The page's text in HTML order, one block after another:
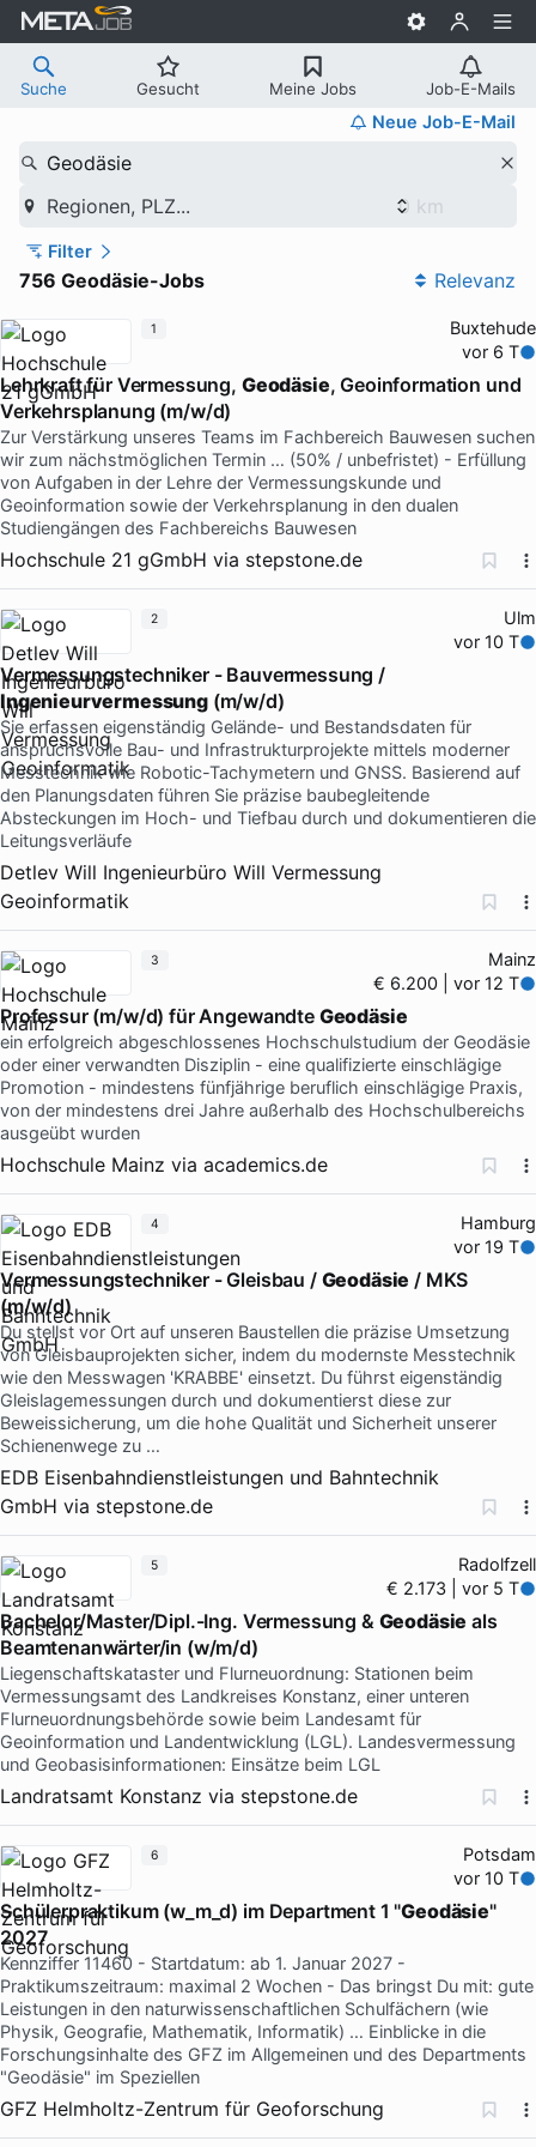
Suche Gesucht Meine Jobs Job-E-Mails
Neue Job-E-Mail
Geodäsie
Regionen, PLZ...
Filter
756 Geodäsie-Jobs Relevanz
Buxtehude
vor 6 T
Lehrkraft für Vermessung, Geodäsie, Geoinformation und
Verkehrsplanung (m/w/d)
Zur Verstärkung unseres Teams im Fachbereich Bauwesen suchen
wir zum nächstmöglichen Termin … (50% / unbefristet) - Erfüllung
von Aufgaben in der Lehre der Vermessungskunde und
Geoinformation sowie der Verkehrsplanung in den dualen
Studiengängen des Fachbereichs Bauwesen
Hochschule 21 gGmbH via stepstone.de
1
Ulm
vor 10 T
Vermessungstechniker - Bauvermessung /
Ingenieurvermessung(m/w/d)
Sie erfassen eigenständig Gelände- und Bestandsdaten für
anspruchsvolle Bau- und Infrastrukturprojekte mittels moderner
Messtechnik wie Robotic-Tachymetern und GNSS. Basierend auf
den Planungsdaten führen Sie präzise baubegleitende
Absteckungen im Hoch- und Tiefbau durch und dokumentieren die
Leitungsverläufe
Detlev Will Ingenieurbüro Will Vermessung
Geoinformatik
2
Mainz
€ 6.200 | vor 12 T
Professur (m/w/d) für Angewandte Geodäsie
ein erfolgreich abgeschlossenes Hochschulstudium der Geodäsie
oder einer verwandten Disziplin - eine qualifizierte einschlägige
Promotion - mindestens fünfjährige beruflich einschlägige Praxis,
von der mindestens drei Jahre außerhalb des Hochschulbereichs
ausgeübt wurden
Hochschule Mainz via academics.de
3
Hamburg
vor 19 T
Vermessungstechniker - Gleisbau / Geodäsie / MKS
(m/w/d)
Du stellst vor Ort auf unseren Baustellen die präzise Umsetzung
von Gleisbauprojekten sicher, indem du modernste Messtechnik
wie den Messwagen 'KRABBE' einsetzt. Du führst eigenständig
Gleislagemessungen durch und dokumentierst diese zur
Beweissicherung, um die hohe Qualität und Sicherheit unserer
Schienenwege zu …
EDB Eisenbahndienstleistungen und Bahntechnik
GmbH via stepstone.de
4
Radolfzell
€ 2.173 | vor 5 T
Bachelor/Master/Dipl.-Ing. Vermessung & Geodäsie als
Beamtenanwärter/in (w/m/d)
Liegenschaftskataster und Flurneuordnung: Stationen beim
Vermessungsamt des Landkreises Konstanz, einer unteren
Flurneuordnungsbehörde sowie beim Landesamt für
Geoinformation und Landentwicklung (LGL). Landesvermessung
und Geobasisinformationen: Einsätze beim LGL
Landratsamt Konstanz via stepstone.de
5
Potsdam
vor 10 T
Schülerpraktikum (w_m_d) im Department 1 "Geodäsie"
2027
Kennziffer 11460 - Startdatum: ab 1. Januar 2027 -
Praktikumszeitraum: maximal 2 Wochen - Das bringst Du mit: gute
Leistungen in den naturwissenschaftlichen Schulfächern (wie
Physik, Geografie, Mathematik, Informatik) … Einblicke in die
Forschungsinhalte des GFZ im Allgemeinen und des Departments
"Geodäsie" im Speziellen
GFZ Helmholtz-Zentrum für Geoforschung
6